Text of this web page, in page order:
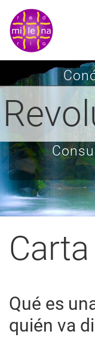
Pasar
contenido
principal
Qué es
quién va